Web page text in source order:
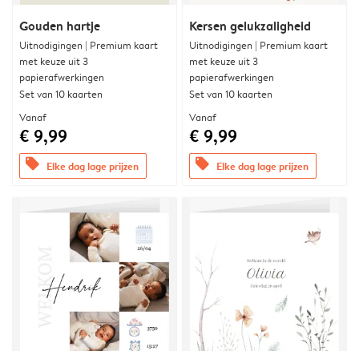
Gouden hartje
Uitnodigingen | Premium kaart
met keuze uit 3
papierafwerkingen
Set van 10 kaarten
Vanaf
€ 9,99
offers Elke dag lage prijzen
Kersen gelukzaligheid
Uitnodigingen | Premium kaart
met keuze uit 3
papierafwerkingen
Set van 10 kaarten
Vanaf
€ 9,99
offers Elke dag lage prijzen